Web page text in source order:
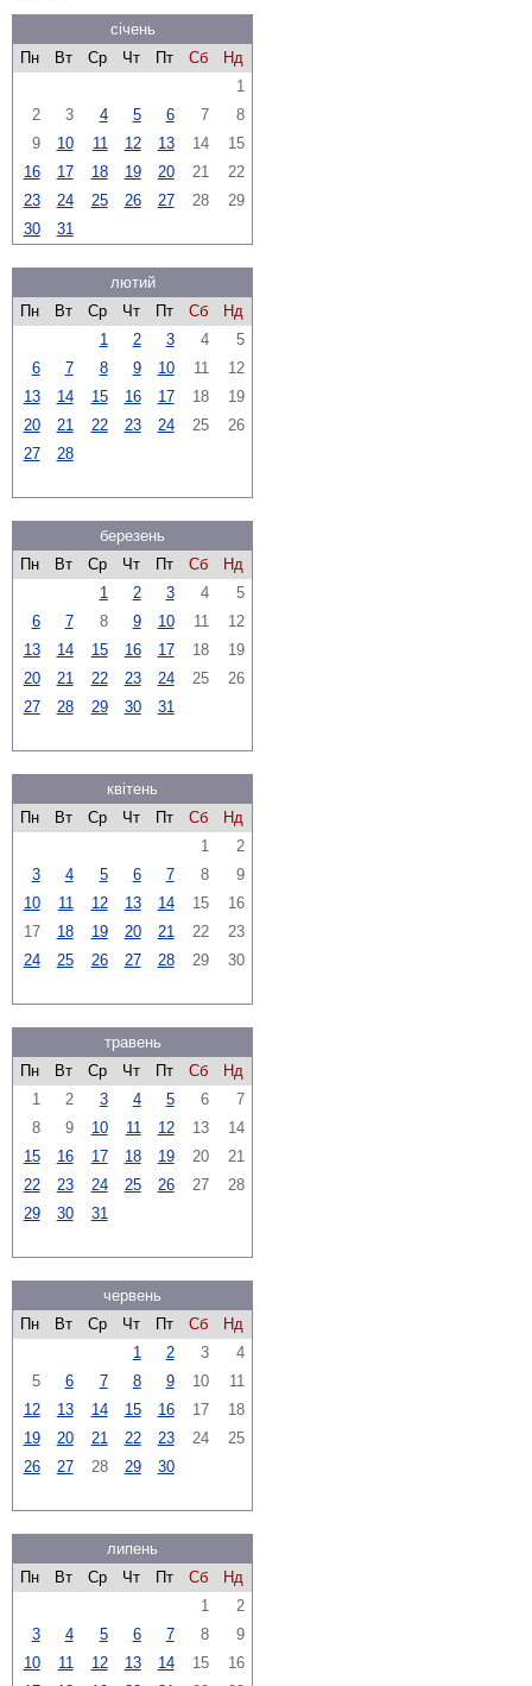
січень
Пн
Вт Ср Чт Пт Сб
Нд
1
2
3 4 5 6 7
8
9
10 11 12 13 14
15
16
17 18 19 20 21
22
23
24 25 26 27 28
29
30
31
лютий
Пн
Вт Ср Чт Пт Сб
Нд
1
2 3 4
5
6
7 8 9 10 11
12
13
14 15 16 17 18
19
20
21 22 23 24 25
26
27
28
березень
Пн
Вт Ср Чт Пт Сб
Нд
1
2 3 4
5
6
7 8 9 10 11
12
13
14 15 16 17 18
19
20
21 22 23 24 25
26
27
28 29 30 31
квітень
Пн
Вт Ср Чт Пт Сб
Нд
1
2
3
4 5 6 7 8
9
10
11 12 13 14 15
16
17
18 19 20 21 22
23
24
25 26 27 28 29 30
травень
Пн
Вт Ср Чт Пт Сб
Нд
1
2 3 4 5 6
7
8
9 10 11 12 13
14
15
16 17 18 19 20
21
22
23 24 25 26 27
28
29
30 31
червень
Пн
Вт Ср Чт Пт Сб
Нд
1
2 3
4
5
6 7 8 9 10
11
12
13 14 15 16 17
18
19
20 21 22 23 24
25
26
27 28 29 30
липень
Пн
Вт Ср Чт Пт Сб
Нд
1
2
3
4 5 6 7 8
9
10
11 12 13 14 15
16